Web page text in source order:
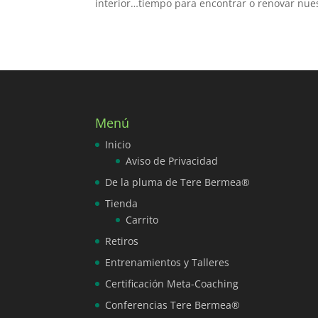
interior…tiempo para encontrar o renovar
Menú
Inicio
Aviso de Privacidad
De la pluma de Tere Bermea®
Tienda
Carrito
Retiros
Entrenamientos y Talleres
Certificación Meta-Coaching
Conferencias Tere Bermea®